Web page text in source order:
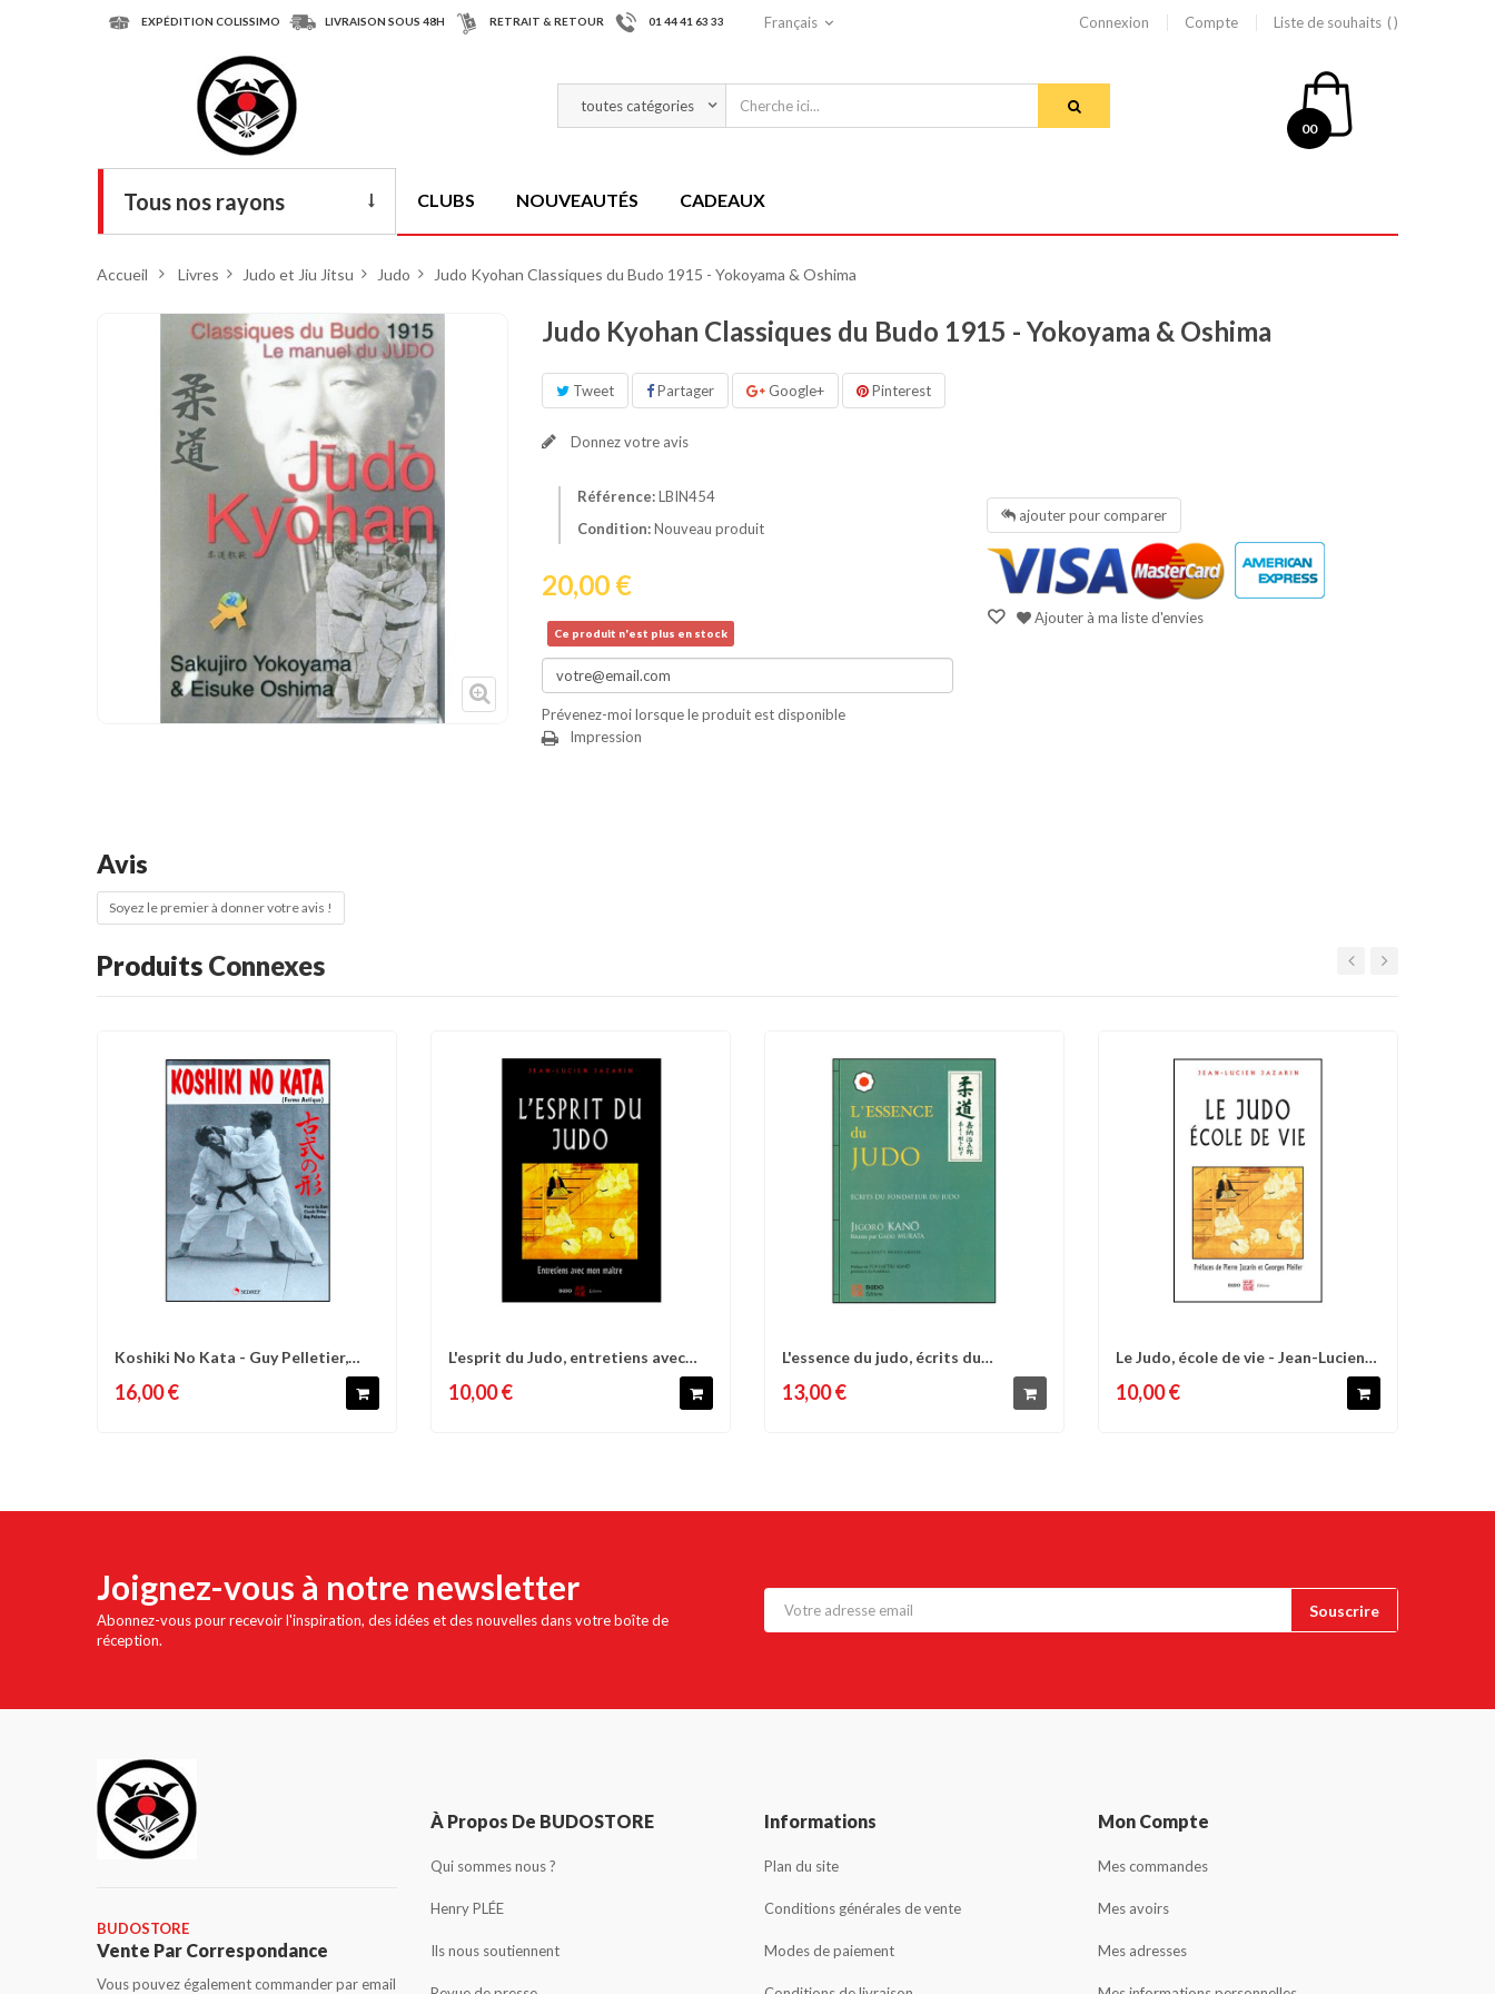
EXPÉDITION COLISSIMO LIVRAISON SOUS 48H RETRAIT & RETOUR 01 44 41 63 33 Français Connexion Compte Liste de souhaits
00
Tous nos rayons
Armes
Tenues
Chaussures
Protections
Cible de frappe
Condition physique
Accessoires
Tatamis
Décoration
Voir plus
CLUBS NOUVEAUTÉS CADEAUX
Accueil > Livres > Judo et Jiu Jitsu > Judo > Judo Kyohan Classiques du Budo 1915 - Yokoyama & Oshima
Judo Kyohan Classiques du Budo 1915 - Yokoyama & Oshima
Tweet Partager Google+ Pinterest
Donnez votre avis
Référence:LBIN454
Condition:Nouveau produit
20,00 €
Ce produit n'est plus en stock
Prévenez-moi lorsque le produit est disponible
Impression
ajouter pour comparer
Ajouter à ma liste d'envies
Avis
Soyez le premier à donner votre avis !
Produits Connexes
Comparer Liste d'envies
Koshiki No Kata - Guy Pelletier,
16,00 €
Comparer Liste d'envies
L'esprit du Judo, entretiens avec
10,00 €
Comparer Liste d'envies
L'essence du judo, écrits du
13,00 €
Comparer Liste d'envies
Le Judo, école de vie - Jean-Lucien
10,00 €
Joignez-vous à notre newsletter
Abonnez-vous pour recevoir l'inspiration, des idées et des nouvelles dans votre boîte de
réception.
BUDOSTORE
Vente Par Correspondance
Vous pouvez également commander par email
À Propos De BUDOSTORE
Qui sommes nous ?
Henry PLÉE
Ils nous soutiennent
Informations
Plan du site
Conditions générales de vente
Modes de paiement
Mon Compte
Mes commandes
Mes avoirs
Mes adresses